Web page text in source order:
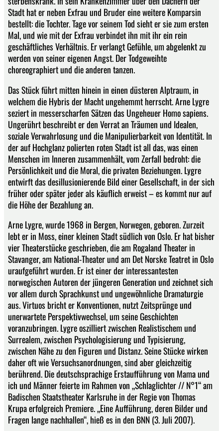
Stadt hat er neben Exfrau und Bruder eine weitere Komparsin
bestellt: die Tochter. Tage vor seinem Tod sieht er sie zum ersten
Mal, und wie mit der Exfrau verbindet ihn mit ihr ein rein
geschäftliches Verhältnis. Er verlangt Gefühle, um abgelenkt zu
werden von seiner eigenen Angst. Der Todgeweihte
choreographiert und die anderen tanzen.
Das Stück führt mitten hinein in einen düsteren Alptraum, in
welchem die Hybris der Macht ungehemmt herrscht. Arne Lygre
seziert in messerscharfen Sätzen das Ungeheuer Homo sapiens.
Ungerührt beschreibt er den Verrat an Träumen und Idealen,
soziale Verwahrlosung und die Manipulierbarkeit von Identität. In
der auf Hochglanz polierten roten Stadt ist all das, was einen
Menschen im Inneren zusammenhält, vom Zerfall bedroht: die
Persönlichkeit und die Moral, die privaten Beziehungen. Lygre
entwirft das desillusionierende Bild einer Gesellschaft, in der sich
früher oder später jeder als käuflich erweist – es kommt nur auf
die Höhe der Bezahlung an.
Arne Lygre, wurde 1968 in Bergen, Norwegen, geboren. Zurzeit
lebt er in Moss, einer kleinen Stadt südlich von Oslo. Er hat bisher
vier Theaterstücke geschrieben, die am Rogaland Theater in
Stavanger, am National-Theater und am Det Norske Teatret in Oslo
uraufgeführt wurden. Er ist einer der interessantesten
norwegischen Autoren der jüngeren Generation und zeichnet sich
vor allem durch Sprachkunst und ungewöhnliche Dramaturgie
aus. Virtuos bricht er Konventionen, nutzt Zeitsprünge und
unerwartete Perspektivwechsel, um seine Geschichten
voranzubringen. Lygre oszilliert zwischen Realistischem und
Surrealem, zwischen Psychologisierung und Typisierung,
zwischen Nähe zu den Figuren und Distanz. Seine Stücke wirken
daher oft wie Versuchsanordnungen, sind aber gleichzeitig
berührend. Die deutschsprachige Erstaufführung von Mama und
ich und Männer feierte im Rahmen von „Schlaglichter // N°1“ am
Badischen Staatstheater Karlsruhe in der Regie von Thomas
Krupa erfolgreich Premiere. „Eine Aufführung, deren Bilder und
Fragen lange nachhallen“, hieß es in den BNN (3. Juli 2007).